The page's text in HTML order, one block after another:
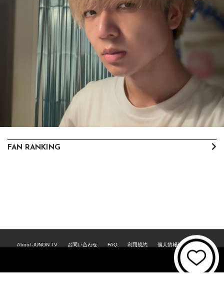
FAN RANKING
About JUNON TV お問い合わせ FAQ 利用規約
個人情報保護方針
特商法に基づく表記